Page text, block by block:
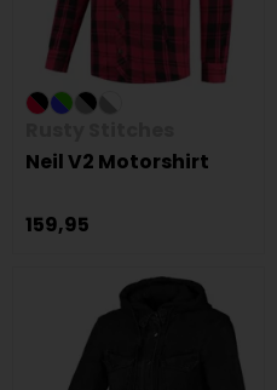
Neil V2 Motorshirt
159,95